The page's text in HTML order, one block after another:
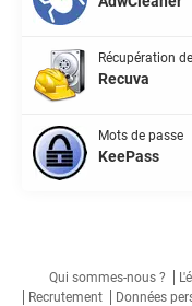
Récupération
Recuva
Mots de passe
KeePass
Qui sommes-nous ?
Recrutement
Données